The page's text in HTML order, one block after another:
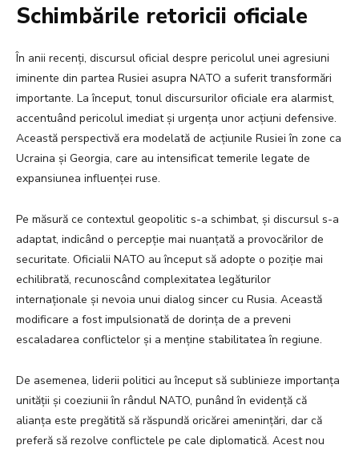
Schimbările retoricii oficiale
În anii recenți, discursul oficial despre pericolul unei agresiuni
iminente din partea Rusiei asupra NATO a suferit transformări
importante. La început, tonul discursurilor oficiale era alarmist,
accentuând pericolul imediat și urgența unor acțiuni defensive.
Această perspectivă era modelată de acțiunile Rusiei în zone ca
Ucraina și Georgia, care au intensificat temerile legate de
expansiunea influenței ruse.
Pe măsură ce contextul geopolitic s-a schimbat, și discursul s-a
adaptat, indicând o percepție mai nuanțată a provocărilor de
securitate. Oficialii NATO au început să adopte o poziție mai
echilibrată, recunoscând complexitatea legăturilor
internaționale și nevoia unui dialog sincer cu Rusia. Această
modificare a fost impulsionată de dorința de a preveni
escaladarea conflictelor și a menține stabilitatea în regiune.
De asemenea, liderii politici au început să sublinieze importanța
unității și coeziunii în rândul NATO, punând în evidență că
alianța este pregătită să răspundă oricărei amenințări, dar că
preferă să rezolve conflictele pe cale diplomatică. Acest nou